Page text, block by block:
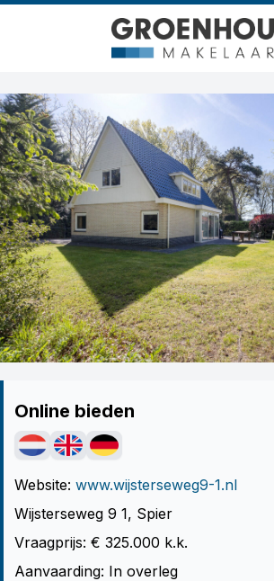
Online bieden
Website: www.wijsterseweg9-1.nl
Wijsterseweg 9 1, Spier
Vraagprijs: € 325.000 k.k.
Aanvaarding: In overleg